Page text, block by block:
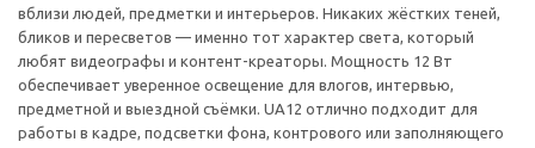
вблизи людей, предметки и интерьеров. Никаких жёстких теней,
бликов и пересветов — именно тот характер света, который
любят видеографы и контент-креаторы. Мощность 12 Вт
обеспечивает уверенное освещение для влогов, интервью,
предметной и выездной съёмки. UA12 отлично подходит для
работы в кадре, подсветки фона, контрового или заполняющего